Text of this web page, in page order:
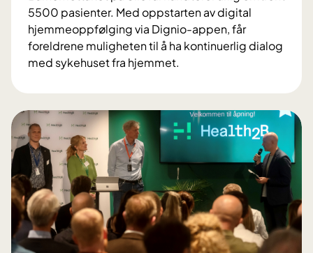
5500 pasienter. Med oppstarten av digital
hjemmeoppfølging via Dignio-appen, får
foreldrene muligheten til å ha kontinuerlig dialog
med sykehuset fra hjemmet.
ø
r
s
t
e
b
a
r
n